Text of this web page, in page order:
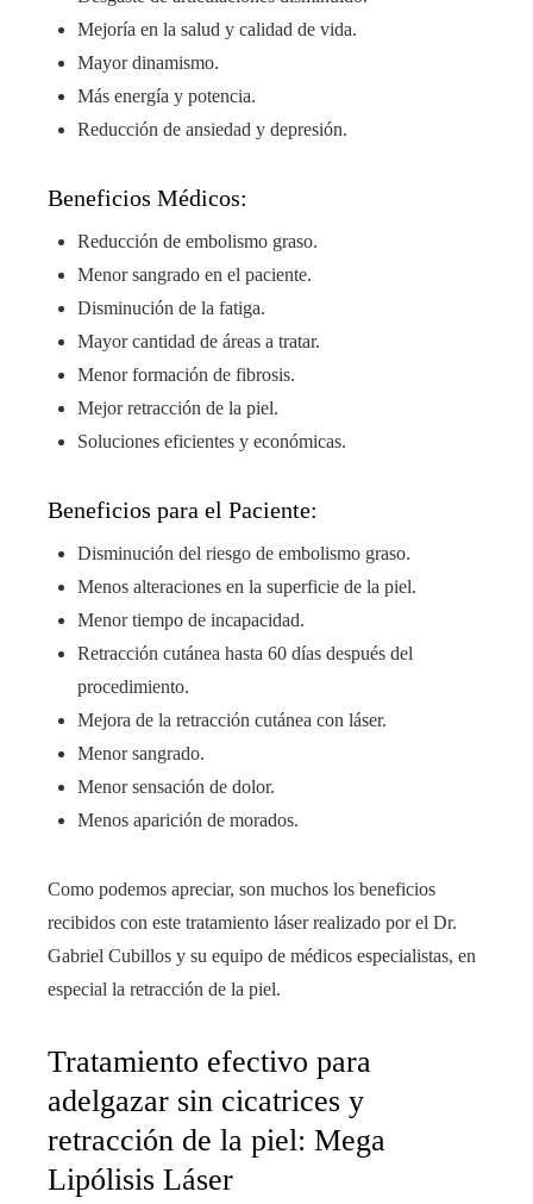
Mejoría en la salud y calidad de vida.
Mayor dinamismo.
Más energía y potencia.
Reducción de ansiedad y depresión.
Beneficios Médicos:
Reducción de embolismo graso.
Menor sangrado en el paciente.
Disminución de la fatiga.
Mayor cantidad de áreas a tratar.
Menor formación de fibrosis.
Mejor retracción de la piel.
Soluciones eficientes y económicas.
Beneficios para el Paciente:
Disminución del riesgo de embolismo graso.
Menos alteraciones en la superficie de la piel.
Menor tiempo de incapacidad.
Retracción cutánea hasta 60 días después del
procedimiento.
Mejora de la retracción cutánea con láser.
Menor sangrado.
Menor sensación de dolor.
Menos aparición de morados.
Como podemos apreciar, son muchos los beneficios
recibidos con este tratamiento láser realizado por el Dr.
Gabriel Cubillos y su equipo de médicos especialistas, en
especial la retracción de la piel.
Tratamiento efectivo para
adelgazar sin cicatrices y
retracción de la piel: Mega
Lipólisis Láser